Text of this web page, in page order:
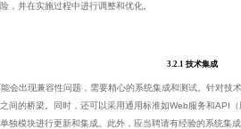
，并在实施过程中进行调整和优化。
3.2.1 技术集成
会出现兼容性问题，需要精心的系统集成和测试。针对技
间的桥梁。同时，还可以采用通用标准如Web服务和API
独模块进行更新和集成。此外，应当聘请有经验的系统集